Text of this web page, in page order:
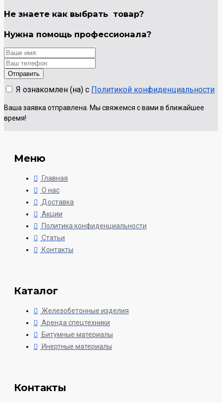
Не знаете как выбрать товар?
Нужна помощь профессионала?
Я ознакомлен (на) с Политикой конфиденциальности
Ваша заявка отправлена. Мы свяжемся с вами в ближайшее
время!
Меню
Главная
О нас
Доставка
Акции
Политика конфиденциальности
Статьи
Контакты
Каталог
Железобетонные изделия
Аренда спецтехники
Битумные материалы
Инертные материалы
Контакты